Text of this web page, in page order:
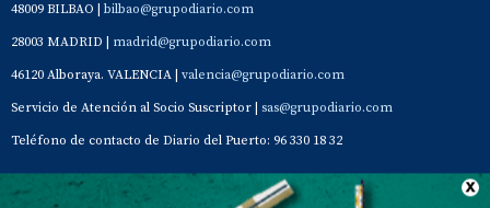
48009 BILBAO | bilbao@grupodiario.com
28003 MADRID | madrid@grupodiario.com
46120 Alboraya. VALENCIA | valencia@grupodiario.com
Servicio de Atención al Socio Suscriptor | sas@grupodiario.com
Teléfono de contacto de Diario del Puerto: 96 330 18 32
Contacto Aviso Legal Quiénes somos Política de privacidad